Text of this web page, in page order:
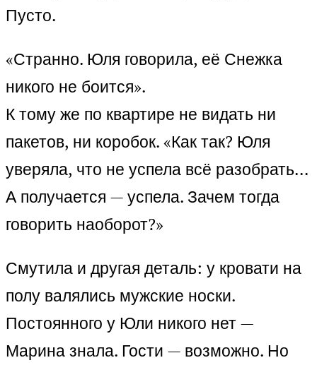
Пусто.
«Странно. Юля говорила, её Снежка
никого не боится».
К тому же по квартире не видать ни
пакетов, ни коробок. «Как так? Юля
уверяла, что не успела всё разобрать…
А получается — успела. Зачем тогда
говорить наоборот?»
Смутила и другая деталь: у кровати на
полу валялись мужские носки.
Постоянного у Юли никого нет —
Марина знала. Гости — возможно. Но